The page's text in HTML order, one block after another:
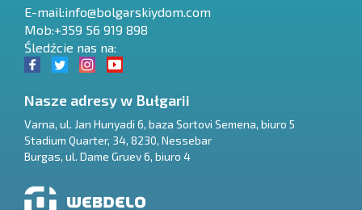
E-mail:info@bolgarskiydom.com
Mob:+359 56 919 898
Śledźcie nas na:
Nasze adresy w Bułgarii
Varna, ul. Jan Hunyadi 6, baza Sortovi Semena, biuro 5
Stadium Quarter, 34, 8230, Nessebar
Burgas, ul. Dame Gruev 6, biuro 4